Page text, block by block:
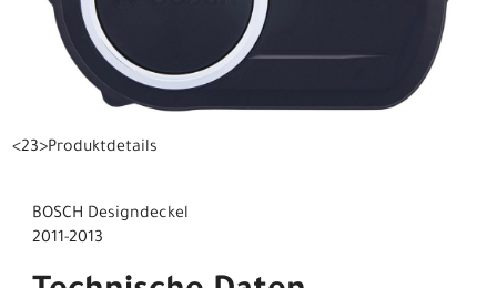
<23>Produktdetails
BOSCH Designdeckel
2011-2013